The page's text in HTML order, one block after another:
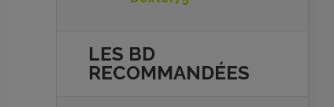
LES BD
RECOMMANDÉES